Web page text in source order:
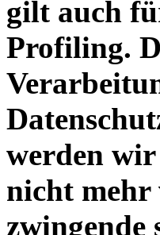
gilt auch
Profiling.
werden wir
nicht mehr